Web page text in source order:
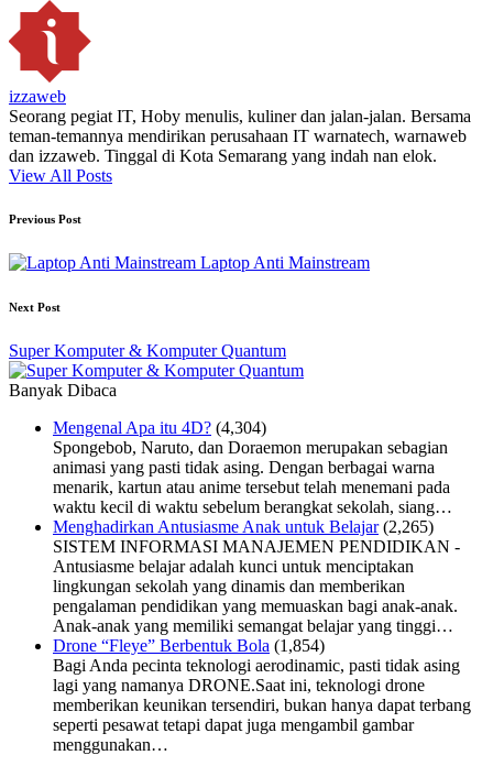
izzaweb
Seorang pegiat IT, Hoby menulis, kuliner dan jalan-jalan. Bersama
teman-temannya mendirikan perusahaan IT warnatech, warnaweb
dan izzaweb. Tinggal di Kota Semarang yang indah nan elok.
View All Posts
Post
navigation
Previous Post
Laptop Anti Mainstream
Next Post
Super Komputer & Komputer Quantum
Banyak Dibaca
Mengenal Apa itu 4D? (4,304)
Spongebob, Naruto, dan Doraemon merupakan sebagian
animasi yang pasti tidak asing. Dengan berbagai warna
menarik, kartun atau anime tersebut telah menemani pada
waktu kecil di waktu sebelum berangkat sekolah, siang…
Menghadirkan Antusiasme Anak untuk Belajar (2,265)
SISTEM INFORMASI MANAJEMEN PENDIDIKAN -
Antusiasme belajar adalah kunci untuk menciptakan
lingkungan sekolah yang dinamis dan memberikan
pengalaman pendidikan yang memuaskan bagi anak-anak.
Anak-anak yang memiliki semangat belajar yang tinggi…
Drone “Fleye” Berbentuk Bola (1,854)
Bagi Anda pecinta teknologi aerodinamic, pasti tidak asing
lagi yang namanya DRONE.Saat ini, teknologi drone
memberikan keunikan tersendiri, bukan hanya dapat terbang
seperti pesawat tetapi dapat juga mengambil gambar
menggunakan…